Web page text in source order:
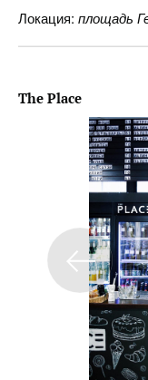
Локация: площадь
The Place